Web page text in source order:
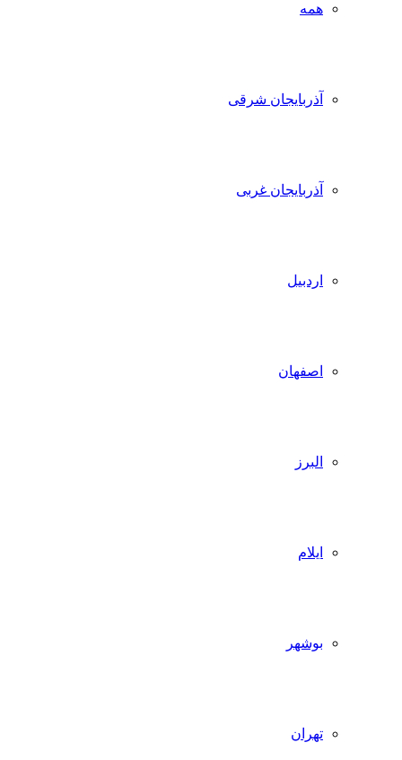
همه
آذربایجان شرقی
آذربایجان غربی
اردبیل
اصفهان
البرز
ایلام
بوشهر
تهران